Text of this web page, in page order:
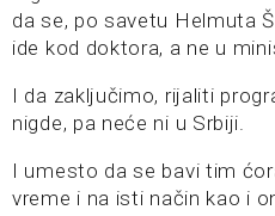
da se, po savetu Helmuta
ide kod doktora, a ne u
I da zaključimo, rijaliti
nigde, pa neće ni u Srbiji.
I umesto da se bavi tim
vreme i na isti način kao i